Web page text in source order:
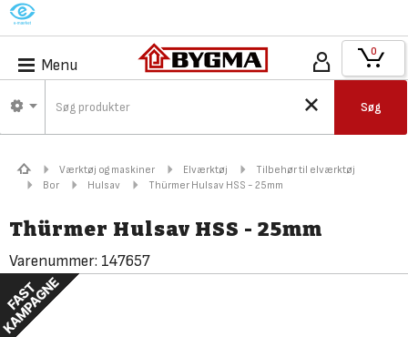
M
Menu
Søg
0
Værktøj og maskiner Elværktøj
Tilbehør til elværktøj
Bor
Hulsav Thürmer Hulsav HSS - 25mm
Thürmer Hulsav HSS - 25mm
Varenummer: 147657